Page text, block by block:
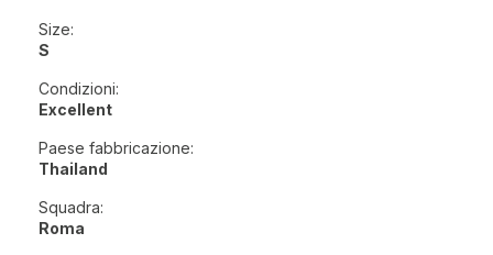
Size:
S
Condizioni:
Excellent
Paese fabbricazione:
Thailand
Squadra:
Roma